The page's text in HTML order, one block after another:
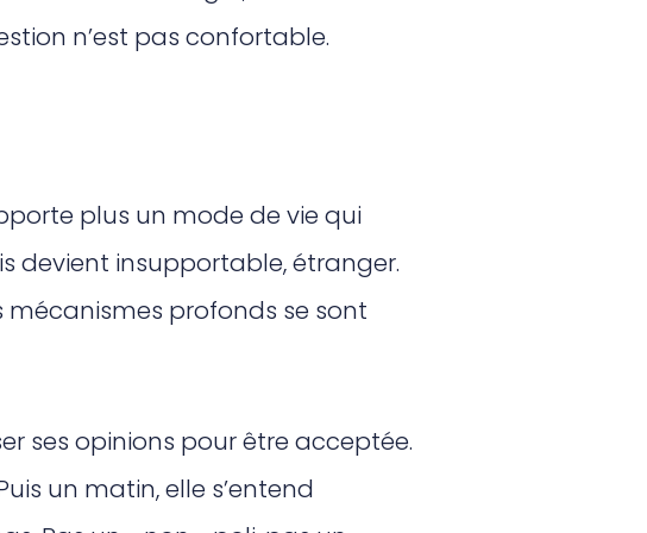
n’est pas confortable.
plus un mode de vie qui
devient insupportable, étranger.
profonds se sont
ses opinions pour être acceptée.
un matin, elle s’entend